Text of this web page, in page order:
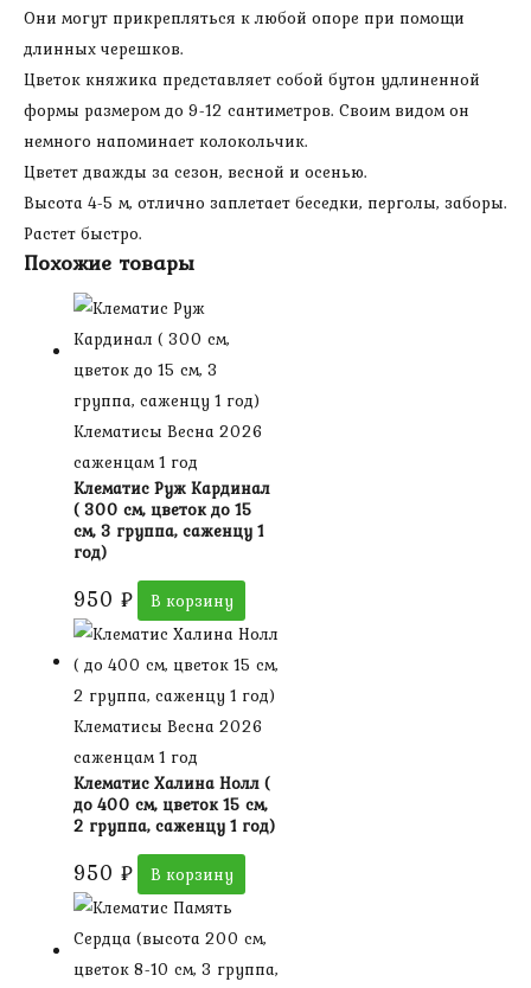
Они могут прикрепляться к любой опоре при помощи
длинных черешков.
Цветок княжика представляет собой бутон удлиненной
формы размером до 9-12 сантиметров. Своим видом он
немного напоминает колокольчик.
Цветет дважды за сезон, весной и осенью.
Высота 4-5 м, отлично заплетает беседки, перголы, заборы.
Растет быстро.
Похожие товары
Клематисы Весна 2026
саженцам 1 год
Клематис Руж Кардинал
( 300 см, цветок до 15
см, 3 группа, саженцу 1
год)
950 ₽ В корзину
Клематисы Весна 2026
саженцам 1 год
Клематис Халина Нолл (
до 400 см, цветок 15 см,
2 группа, саженцу 1 год)
950 ₽ В корзину